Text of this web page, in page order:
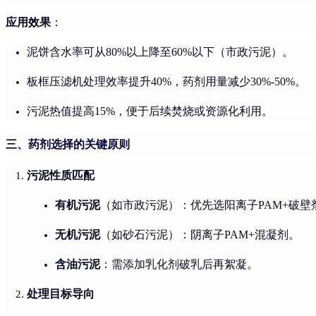
应用效果 ：
泥饼含水率可从80%以上降至60%以下（市政污泥）。
板框压滤机处理效率提升40%，药剂用量减少30%-50%。
污泥热值提高15%，便于后续焚烧或资源化利用。
三、药剂选择的关键原则
污泥性质匹配
有机污泥（如市政污泥）：优先选阳离子PAM+破壁
无机污泥（如砂石污泥）：阴离子PAM+混凝剂。
含油污泥：需添加乳化剂破乳后再絮凝。
处理目标导向